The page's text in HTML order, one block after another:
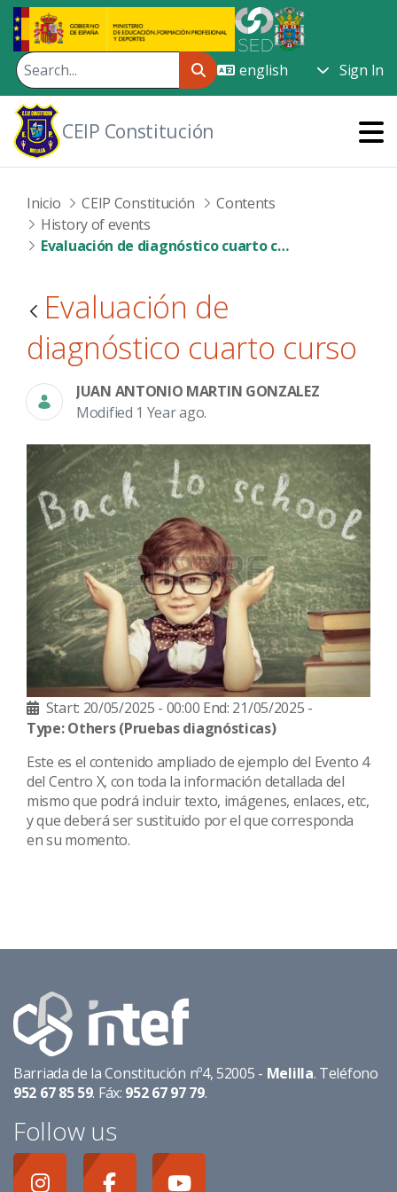
Skip to Main Content
Sign In
CEIP Constitución
Inicio CEIP Constitución
Contents
History of events
Evaluación de diagnóstico cuarto curso
Evaluación de
diagnóstico cuarto curso
JUAN ANTONIO MARTIN GONZALEZ
Modified 1 Year ago.
Start: 20/05/2025 - 00:00 End: 21/05/2025 -
Type: Others(Pruebas diagnósticas)
Este es el contenido ampliado de ejemplo del Evento 4
del Centro X, con toda la información detallada del
mismo que podrá incluir texto, imágenes, enlaces, etc,
y que deberá ser sustituido por el que corresponda
en su momento.
Barriada de la Constitución nº4, 52005 - Melilla. Teléfono
952 67 85 59. Fáx: 952 67 97 79.
Follow us